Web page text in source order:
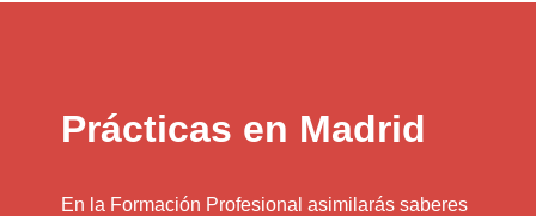
Prácticas en Madrid
En la Formación Profesional asimilarás saberes